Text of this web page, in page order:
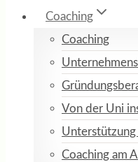
Coaching
Coaching
Von der Uni
Coaching am